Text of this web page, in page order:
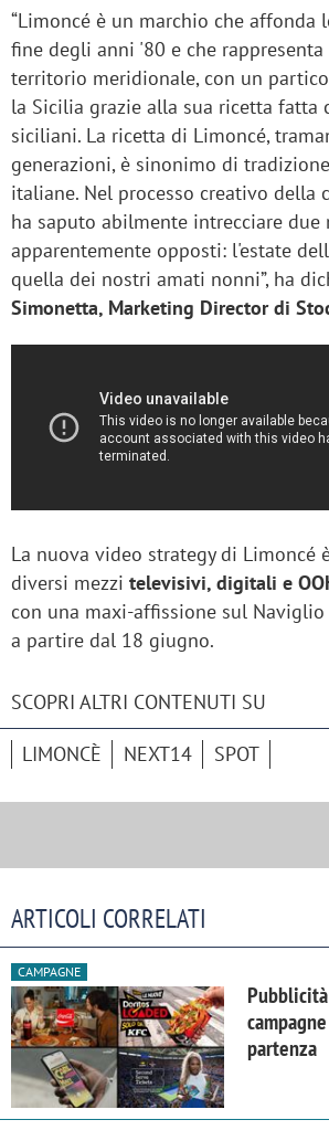
“Limoncé è un marchio che affonda
fine degli anni '80 e che rappresenta
territorio meridionale, con un
la Sicilia grazie alla sua ricetta fatta
siciliani. La ricetta di Limoncé,
generazioni, è sinonimo di
italiane. Nel processo creativo della
ha saputo abilmente intrecciare due
apparentemente opposti: l'estate
quella dei nostri amati nonni”, ha
Simonetta, Marketing Director di
La nuova video strategy di Limoncé
diversi mezzi televisivi, digitali e
con una maxi-affissione sul Naviglio
a partire dal 18 giugno.
SCOPRI ALTRI CONTENUTI SU
LIMONCÈ NEXT14 SPOT
ARTICOLI CORRELATI
CAMPAGNE
partenza